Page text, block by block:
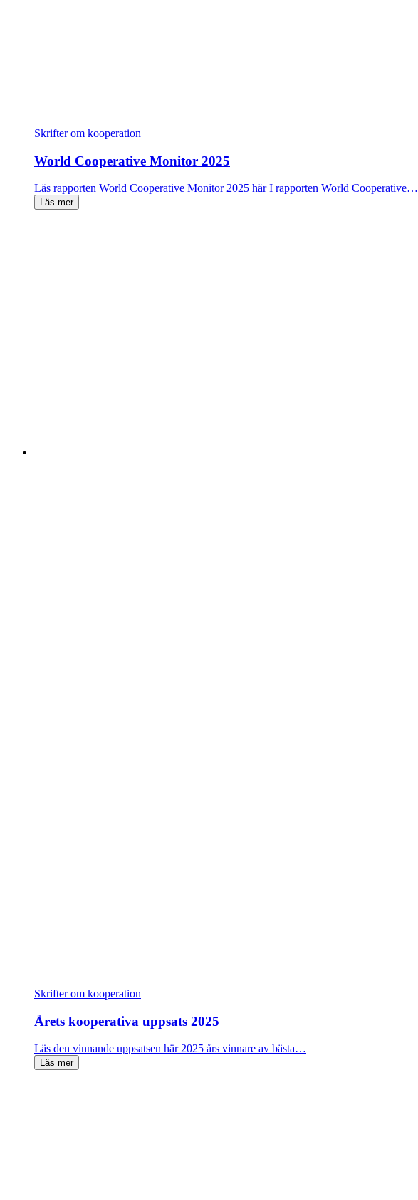
Skrifter om kooperation
World Cooperative Monitor 2025
Läs rapporten World Cooperative Monitor 2025 här I rapporten World Cooperative…
Läs mer
Skrifter om kooperation
Årets kooperativa uppsats 2025
Läs den vinnande uppsatsen här 2025 års vinnare av bästa…
Läs mer